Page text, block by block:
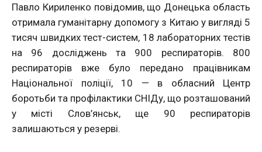
Павло Кириленко повідомив, що Донецька область
отримала гуманітарну допомогу з Китаю у вигляді 5
тисяч швидких тест-систем, 18 лабораторних тестів
на 96 досліджень та 900 респираторів. 800
респираторів вже було передано працівникам
Національної поліції, 10 — в обласний Центр
боротьби та профілактики СНІДу, що розташований
у місті Слов’янськ, ще 90 респираторів
залишаються у резерві.